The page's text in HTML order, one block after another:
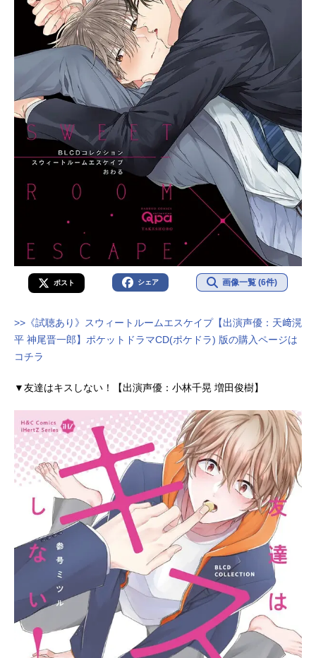
ポスト シェア 画像一覧 (6件)
>>《試聴あり》スウィートルームエスケイプ【出演声優：天﨑滉
平 神尾晋一郎】ポケットドラマCD(ポケドラ) 版の購入ページは
コチラ
▼友達はキスしない！【出演声優：小林千晃 増田俊樹】